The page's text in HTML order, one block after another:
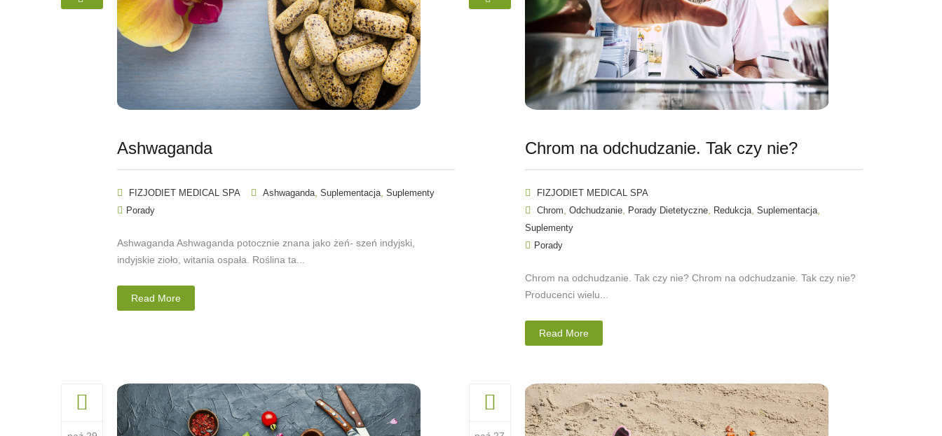
Ashwaganda
FIZJODIET MEDICAL SPA Ashwaganda Suplementacja Suplementy
Porady
Ashwaganda Ashwaganda potocznie znana jako żeń- szeń indyjski,
indyjskie zioło, witania ospała. Roślina ta...
Read More
Chrom na odchudzanie. Tak czy nie?
FIZJODIET MEDICAL SPA
Chrom Odchudzanie, Porady Dietetyczne, Redukcja, Suplementacja,
Suplementy
Porady
Chrom na odchudzanie. Tak czy nie? Chrom na odchudzanie. Tak czy nie?
Producenci wielu...
Read More